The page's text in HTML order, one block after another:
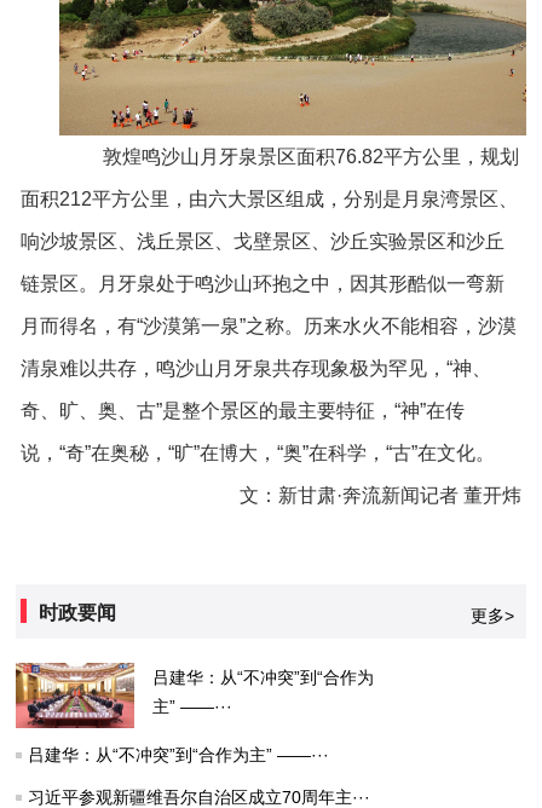
敦煌鸣沙山月牙泉景区面积76.82平方公里，规划
面积212平方公里，由六大景区组成，分别是月泉湾景区、
响沙坡景区、浅丘景区、戈壁景区、沙丘实验景区和沙丘
链景区。月牙泉处于鸣沙山环抱之中，因其形酷似一弯新
月而得名，有“沙漠第一泉”之称。历来水火不能相容，沙漠
清泉难以共存，鸣沙山月牙泉共存现象极为罕见，“神、
奇、旷、奥、古”是整个景区的最主要特征，“神”在传
说，“奇”在奥秘，“旷”在博大，“奥”在科学，“古”在文化。
文：新甘肃·奔流新闻记者 董开炜
时政要闻 更多>
吕建华：从“不冲突”到“合作为
主” ——···
吕建华：从“不冲突”到“合作为主” ——···
习近平参观新疆维吾尔自治区成立70周年主···